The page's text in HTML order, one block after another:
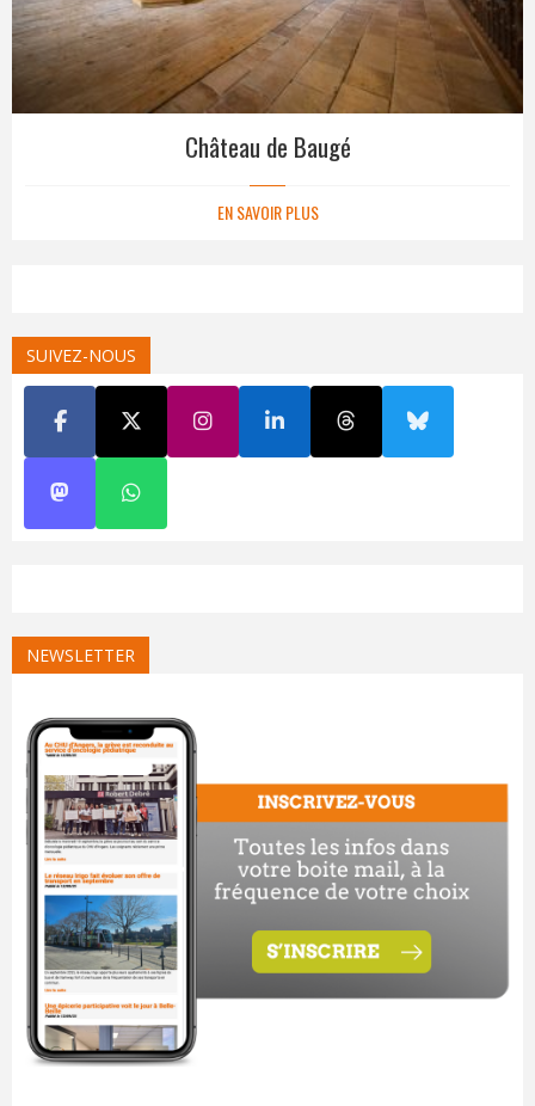
Château de Baugé
EN SAVOIR PLUS
SUIVEZ-NOUS
NEWSLETTER